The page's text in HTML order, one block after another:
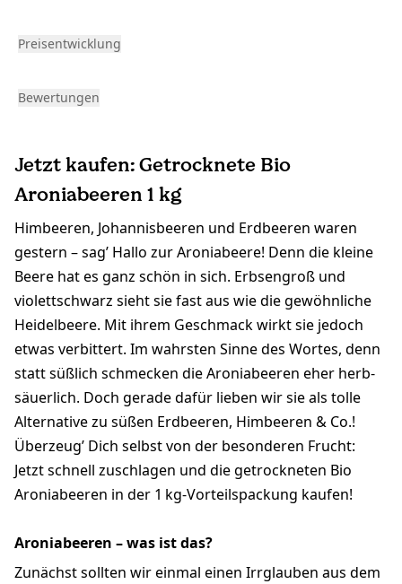
Preisentwicklung
Bewertungen
Jetzt kaufen: Getrocknete Bio
Aroniabeeren 1 kg
Himbeeren, Johannisbeeren und Erdbeeren waren
gestern – sag’ Hallo zur Aroniabeere! Denn die kleine
Beere hat es ganz schön in sich. Erbsengroß und
violettschwarz sieht sie fast aus wie die gewöhnliche
Heidelbeere. Mit ihrem Geschmack wirkt sie jedoch
etwas verbittert. Im wahrsten Sinne des Wortes, denn
statt süßlich schmecken die Aroniabeeren eher herb-
säuerlich. Doch gerade dafür lieben wir sie als tolle
Alternative zu süßen Erdbeeren, Himbeeren & Co.!
Überzeug’ Dich selbst von der besonderen Frucht:
Jetzt schnell zuschlagen und die getrockneten Bio
Aroniabeeren in der 1 kg-Vorteilspackung kaufen!
Aroniabeeren – was ist das?
Zunächst sollten wir einmal einen Irrglauben aus dem